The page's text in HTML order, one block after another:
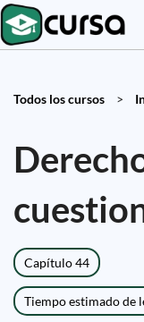
Todos los cursos >
Capítulo 44
Tiempo estimado de